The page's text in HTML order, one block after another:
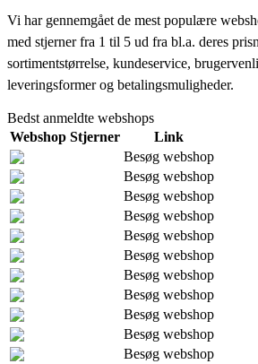
Vi har gennemgået de mest populære
med stjerner fra 1 til 5 ud fra bl.a. deres
sortimentstørrelse, kundeservice,
leveringsformer og betalingsmuligheder.
Bedst anmeldte webshops
Webshop Stjerner
Link
Besøg webshop
Besøg webshop
Besøg webshop
Besøg webshop
Besøg webshop
Besøg webshop
Besøg webshop
Besøg webshop
Besøg webshop
Besøg webshop
Besøg webshop